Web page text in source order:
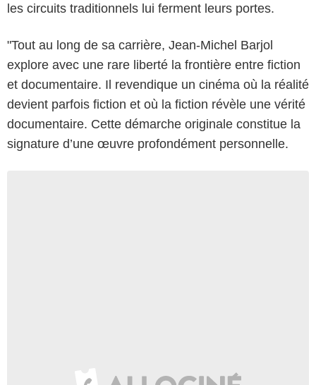
les circuits traditionnels lui ferment leurs portes.
"Tout au long de sa carrière, Jean-Michel Barjol
explore avec une rare liberté la frontière entre fiction
et documentaire. Il revendique un cinéma où la réalité
devient parfois fiction et où la fiction révèle une vérité
documentaire. Cette démarche originale constitue la
signature d’une œuvre profondément personnelle.